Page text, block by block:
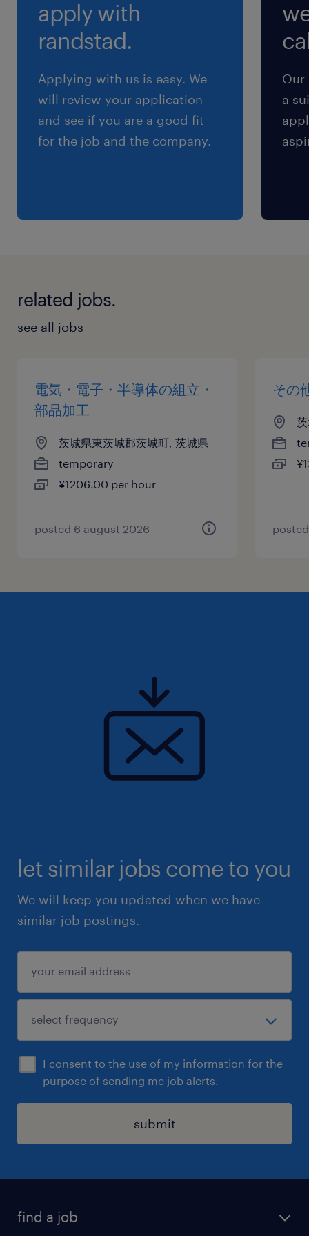
就業時間
（1）8:30-17:30（実働8時間00分・休憩60分）
（2）20:30-5:30（実働8時間00分・休憩60分）
生産状況により0～20時間程度／月
apply with
randstad.
Applying with us is easy. We
will review your application
and see if you are a good fit
for the job and the company.
Our
a
related jobs.
see all jobs
電気・電子・半導体の組立・
部品加工
茨城県東茨城郡茨城町, 茨城県
temporary
¥1206.00 per hour
posted 6 august 2026
その
let similar jobs come to you
We will keep you updated when we have
similar job postings.
I consent to the use of my information for the
purpose of sending me job alerts.
submit
find a job